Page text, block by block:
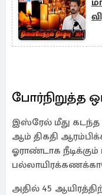
போர்நிறுத்த
இஸ்ரேல் மீது
ஆம் திகதி
ஓராண்டாக
அதில் 45